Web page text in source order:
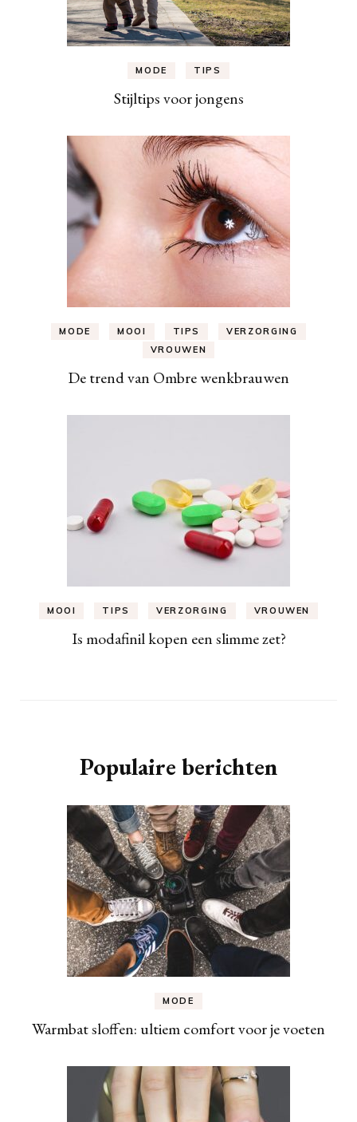
MODE TIPS
Stijltips voor jongens
MODE MOOI TIPS
VERZORGING
VROUWEN
De trend van Ombre wenkbrauwen
MOOI TIPS VERZORGING VROUWEN
Is modafinil kopen een slimme zet?
Populaire berichten
MODE
Warmbat sloffen: ultiem comfort voor je voeten